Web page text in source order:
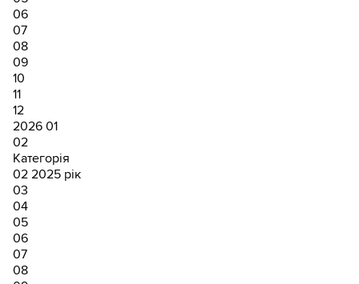
06
07
08
09
10
11
12
2026 01
02
Категорія
02 2025 рік
03
04
05
06
07
08